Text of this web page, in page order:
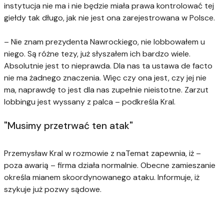
instytucja nie ma i nie będzie miała prawa kontrolować tej
giełdy tak długo, jak nie jest ona zarejestrowana w Polsce.
– Nie znam prezydenta Nawrockiego, nie lobbowałem u
niego. Są różne tezy, już słyszałem ich bardzo wiele.
Absolutnie jest to nieprawda. Dla nas ta ustawa de facto
nie ma żadnego znaczenia. Więc czy ona jest, czy jej nie
ma, naprawdę to jest dla nas zupełnie nieistotne. Zarzut
lobbingu jest wyssany z palca – podkreśla Kral.
"Musimy przetrwać ten atak"
Przemysław Kral w rozmowie z naTemat zapewnia, iż –
poza awarią – firma działa normalnie. Obecne zamieszanie
określa mianem skoordynowanego ataku. Informuje, iż
szykuje już pozwy sądowe.